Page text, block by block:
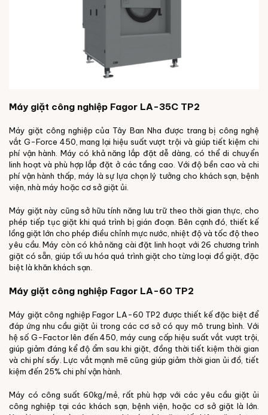
Máy giặt công nghiệp Fagor LA-35C TP2
Máy giặt công nghiệp của Tây Ban Nha được trang bị công nghệ
vắt G-Force 450, mang lại hiệu suất vượt trội và giúp tiết kiệm chi
phí vận hành. Máy có khả năng lắp đặt dễ dàng, có thể di chuyển
linh hoạt và phù hợp lắp đặt ở các tầng cao. Với độ bền cao và chi
phí vận hành thấp, máy là sự lựa chọn lý tưởng cho khách sạn, bệnh
viện, nhà máy hoặc cơ sở giặt ủi.
Máy giặt này cũng sở hữu tính năng lưu trữ theo thời gian thực, cho
phép tiếp tục giặt khi quá trình bị gián đoạn. Bên cạnh đó, thiết kế
lồng giặt lớn cho phép điều chỉnh mực nước, nhiệt độ và tốc độ theo
yêu cầu. Máy còn có khả năng cài đặt linh hoạt với 26 chương trình
giặt có sẵn, giúp tối ưu hóa quá trình giặt cho từng loại đồ giặt, đặc
biệt là khăn khách sạn.
Máy giặt công nghiệp Fagor LA-60 TP2
Máy giặt công nghiệp Fagor LA-60 TP2 được thiết kế đặc biệt để
đáp ứng nhu cầu giặt ủi trong các cơ sở có quy mô trung bình. Với
hệ số G-Factor lên đến 450, máy cung cấp hiệu suất vắt vượt trội,
giúp giảm đáng kể độ ẩm sau khi giặt, đồng thời tiết kiệm thời gian
và chi phí sấy. Lực vắt mạnh mẽ cũng giúp giảm thời gian ủi đồ, tiết
kiệm đến 25% chi phí vận hành.
Máy có công suất 60kg/mẻ, rất phù hợp với các yêu cầu giặt ủi
công nghiệp tại các khách sạn, bệnh viện, hoặc cơ sở giặt là lớn.